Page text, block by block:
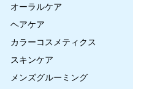
オーラルケア
ヘアケア
カラーコスメティクス
スキンケア
メンズグルーミング